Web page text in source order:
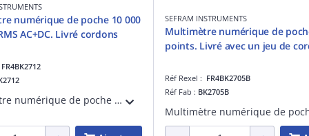
numérique de poche 10 000
points TRMS AC+DC. Livré cordons
FR4BK2712
Multimètre numérique de poche 10 000 points TRMS AC+DC. UDC 1000V, UAC 750V. Courant 10A AC/DC. Résistance 40Mohms. Capacité 40µF. Fréquence. Continuité. Test diode. Gaine aimantée. Gammes automatiques. Livré avec un jeu de cordons
SEFRAM INSTRUMENTS
Multimètre numérique de
points. Livré avec un jeu de
Réf Rexel : FR4BK2705B
Réf Fab : BK2705B